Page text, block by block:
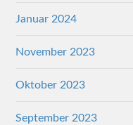
Januar 2024
November 2023
Oktober 2023
September 2023